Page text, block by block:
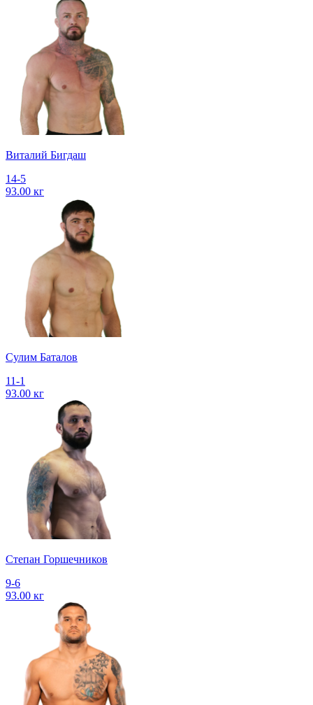
Виталий Бигдаш
14-5
93.00 кг
Сулим Баталов
11-1
93.00 кг
Степан Горшечников
9-6
93.00 кг